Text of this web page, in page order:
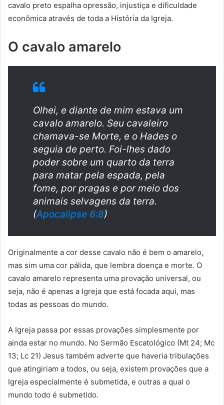
cavalo preto espalha opressão, injustiça e dificuldade
econômica através de toda a História da Igreja.
O cavalo amarelo
Olhei, e diante de mim estava um
cavalo amarelo. Seu cavaleiro
chamava-se Morte, e o Hades o
seguia de perto. Foi-lhes dado
poder sobre um quarto da terra
para matar pela espada, pela
fome, por pragas e por meio dos
animais selvagens da terra.
(Apocalipse 6:8)
Originalmente a cor desse cavalo não é bem o amarelo,
mas sim uma cor pálida, que lembra doença e morte. O
cavalo amarelo representa uma provação universal, ou
seja, não é apenas a Igreja que está focada aqui, mas
todas as pessoas do mundo.
A Igreja passa por essas provações simplesmente por
ainda estar no mundo. No Sermão Escatológico (Mt 24; Mc
13; Lc 21) Jesus também adverte que haveria tribulações
que atingiriam a todos, ou seja, existem provações que a
Igreja especialmente é submetida, e outras a qual o
mundo todo é submetido.